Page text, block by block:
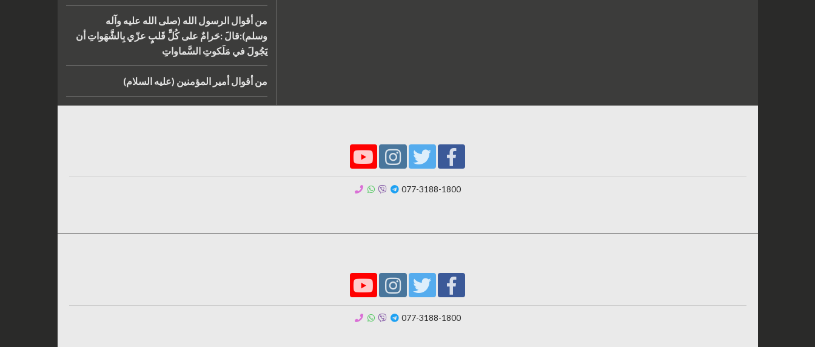
من أقوال الرسول الله (صلى الله عليه وآله
وسلم):قالَ :حَرامٌ على كُلِّ قَلبٍ عزّي بِالشَّهَواتِ أن
يَجُولَ في مَلَكوتِ السَّماواتِ
من أقوال أمير المؤمنين (عليه السلام)
077-3188-1800
077-3188-1800